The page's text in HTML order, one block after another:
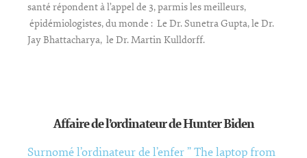
santé répondent à l’appel de 3, parmis les meilleurs,
épidémiologistes, du monde : Le Dr. Sunetra Gupta, le Dr.
Jay Bhattacharya, le Dr. Martin Kulldorff.
Affaire de l’ordinateur de Hunter Biden
Surnomé l’ordinateur de l’enfer ” The laptop from